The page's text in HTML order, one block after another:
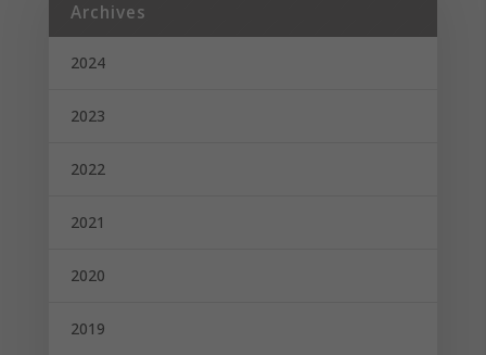
Archives
2024
2023
2022
2021
2020
2019